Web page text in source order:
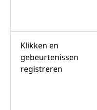
Klikken en
gebeurtenissen
registreren